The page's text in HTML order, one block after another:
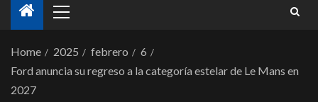
Home 2025 febrero
6
Ford anuncia su regreso a la categoría estelar de Le Mans en
2027